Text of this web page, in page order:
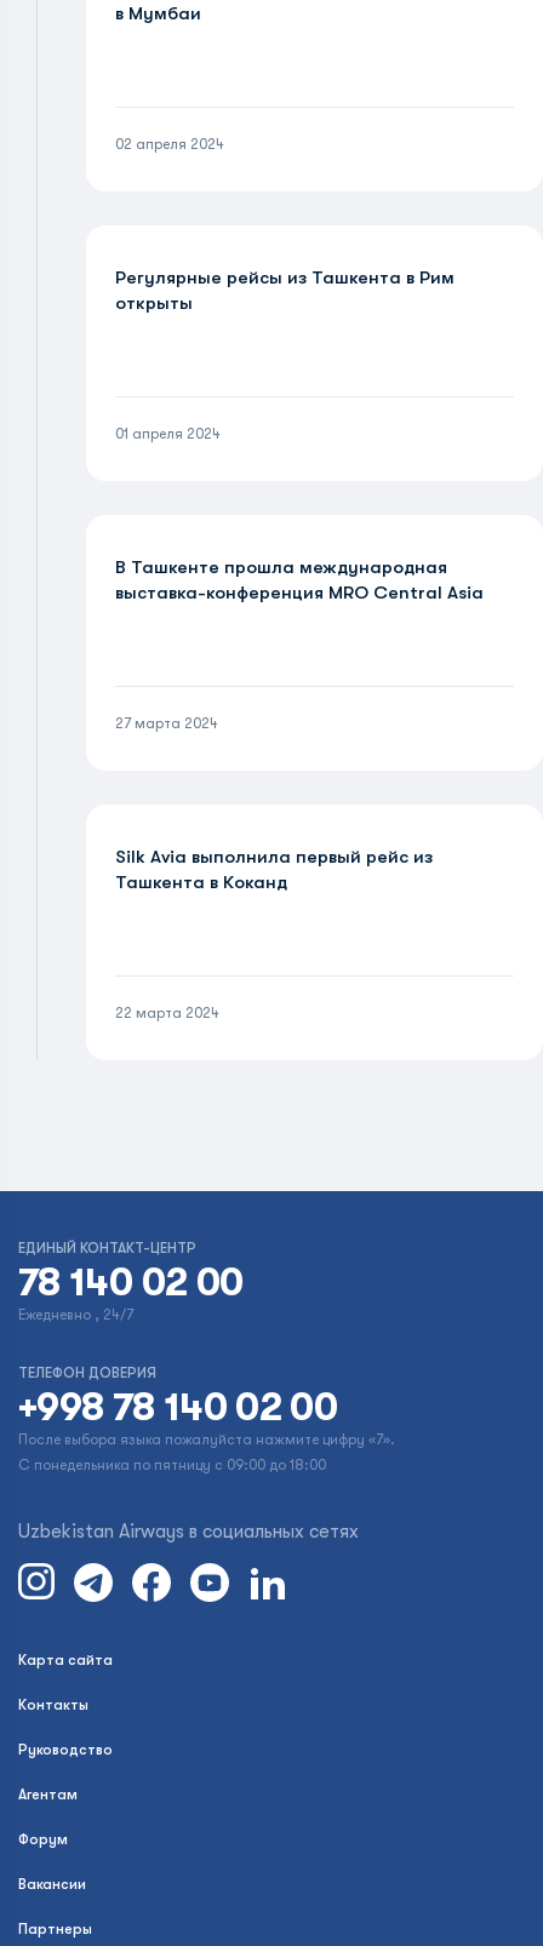
в Мумбаи
02 апреля 2024
Регулярные рейсы из Ташкента в Рим
открыты
01 апреля 2024
В Ташкенте прошла международная
выставка-конференция MRO Central Asia
27 марта 2024
Silk Avia выполнила первый рейс из
Ташкента в Коканд
22 марта 2024
ЕДИНЫЙ КОНТАКТ-ЦЕНТР
78 140 02 00
Ежедневно , 24/7
ТЕЛЕФОН ДОВЕРИЯ
+998 78 140 02 00
После выбора языка пожалуйста нажмите цифру «7».
С понедельника по пятницу с 09:00 до 18:00
Uzbekistan Airways в социальных сетях
Карта сайта
Контакты
Руководство
Агентам
Форум
Вакансии
Партнеры